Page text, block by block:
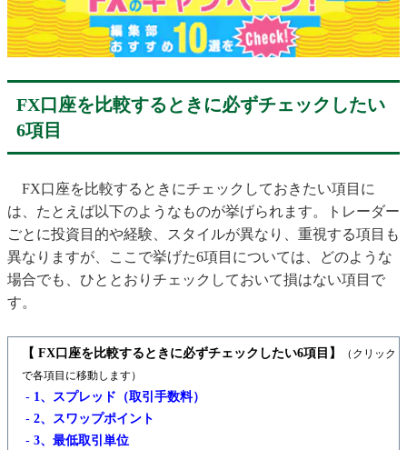
FX口座を比較するときに必ずチェックしたい
6項目
FX口座を比較するときにチェックしておきたい項目に
は、たとえば以下のようなものが挙げられます。トレーダー
ごとに投資目的や経験、スタイルが異なり、重視する項目も
異なりますが、ここで挙げた6項目については、どのような
場合でも、ひととおりチェックしておいて損はない項目で
す。
【 FX口座を比較するときに必ずチェックしたい6項目】
（クリック
で各項目に移動します）
- 1、スプレッド（取引手数料）
- 2、スワップポイント
- 3、最低取引単位